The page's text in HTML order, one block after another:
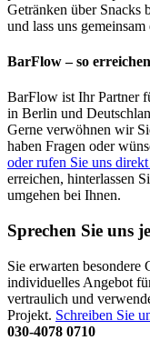
Getränken über Snacks
und lass uns
BarFlow – so
BarFlow ist Ihr Partner
in Berlin und
Gerne verwöhnen wir
haben Fragen oder
oder rufen Sie uns direkt
erreichen, hinterlassen
umgehen bei Ihnen.
Sprechen Sie uns
Sie erwarten besondere
individuelles Angebot
vertraulich und
Projekt. Schreiben Sie
030-4078 0710